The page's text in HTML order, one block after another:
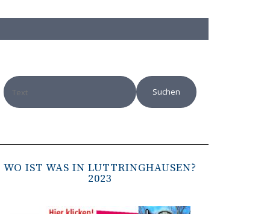
WO IST WAS IN LÜTTRINGHAUSEN?
2023